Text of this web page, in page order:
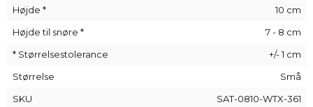
Højde *
10 cm
Højde til snøre *
7 - 8 cm
* Størrelsestolerance
+/- 1 cm
Størrelse
Små
SKU
SAT-0810-WTX-361